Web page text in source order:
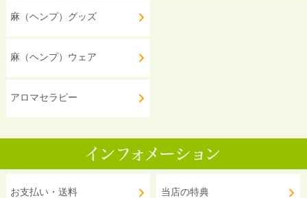
麻（ヘンプ）グッズ
麻（ヘンプ）ウェア
アロマセラピー
お支払い・送料 当店の特典